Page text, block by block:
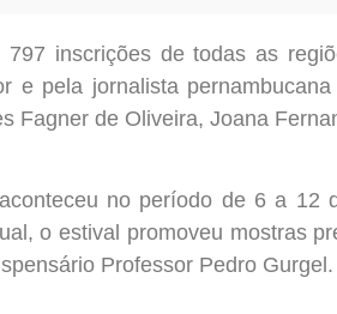
inscrições de todas as
e pela jornalista
Fagner de Oliveira, Joana
no período de 6 a
o estival promoveu mostras
Professor Pedro Gurgel.